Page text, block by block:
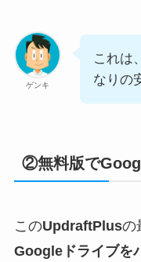
ゲンキ
これは
なりの
②無料版で
このUpdraftPlusの
Googleドライブを